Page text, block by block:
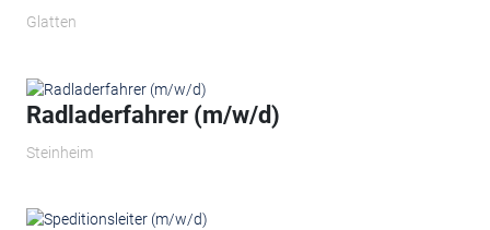
Glatten
Radladerfahrer (m/w/d)
Steinheim